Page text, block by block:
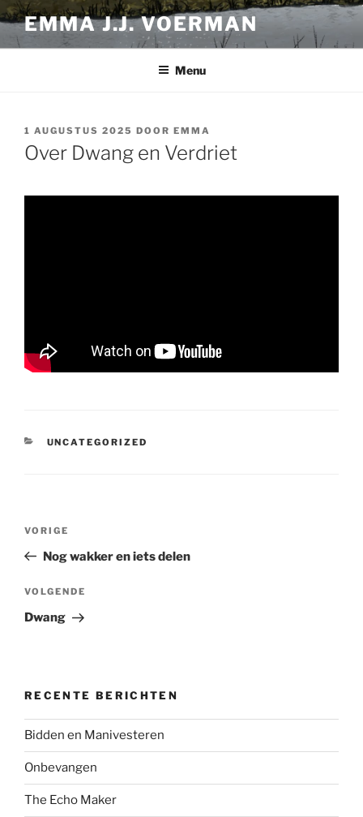
Ga
naar
de
EMMA J.J. VOERMAN
Menu
GEPLAATST
OP
1 AUGUSTUS 2025 DOOR EMMA
Over Dwang en Verdriet
CATEGORIEËN
UNCATEGORIZED
Vorig
bericht
VORIGE
Nog wakker en iets delen
Volgend
bericht
VOLGENDE
Dwang
RECENTE BERICHTEN
Bidden en Manivesteren
Onbevangen
The Echo Maker